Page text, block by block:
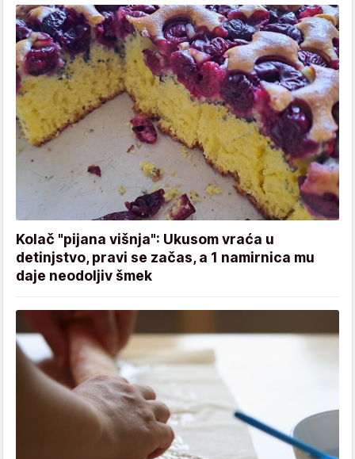
Kolač "pijana višnja": Ukusom vraća u
detinjstvo, pravi se začas, a 1 namirnica mu
daje neodoljiv šmek